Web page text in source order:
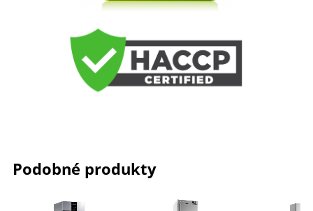
Podobné produkty